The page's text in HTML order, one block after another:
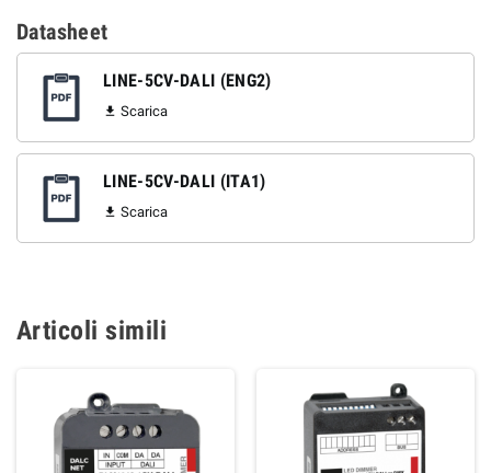
Datasheet
LINE-5CV-DALI (ENG2)
 Scarica
LINE-5CV-DALI (ITA1)
 Scarica
Articoli simili